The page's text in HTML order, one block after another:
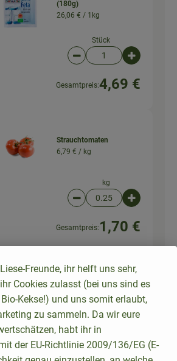
(180g)
26,06 € / 1kg
Stück
Artikelanzahl
Gesamtpreis:4,69 €
Strauchtomaten
6,79 € / kg
kg
Artikelanzahl
Gesamtpreis: 1,70 €
(1kg)
1,99 € /1kg
Stück
Artikelanzahl
Freunde, ihr helft uns sehr,
Cookies zulasst (bei uns sind es
Kekse!) und uns somit erlaubt,
zu sammeln. Da wir eure
habt ihr in
der EU-Richtlinie 2009/136/EG (E-